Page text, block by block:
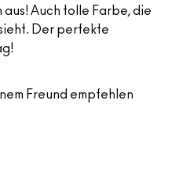
aus! Auch tolle Farbe, die
Der perfekte
Freund empfehlen